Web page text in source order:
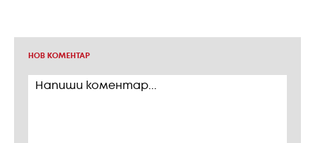
НОВ КОМЕНТАР